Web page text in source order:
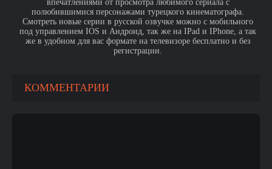
впечатлениями от просмотра любимого сериала с
полюбившимися персонажами турецкого кинематографа.
Смотреть новые серии в русской озвучке можно с мобильного
под управлением IOS и Андроид, так же на IPad и IPhone, а так
же в удобном для вас формате на телевизоре бесплатно и без
регистрации.
КОММЕНТАРИИ